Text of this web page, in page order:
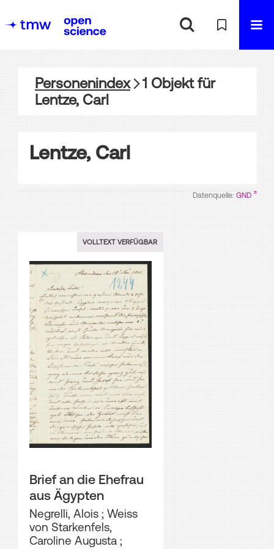
Personenindex 1 Objektfür
Lentze, Carl
Lentze, Carl
Datenquelle: GND
VOLLTEXT VERFÜGBAR
Brief an die Ehefrau
aus Ägypten
Negrelli, Alois; Weiss
von Starkenfels,
Caroline Augusta;